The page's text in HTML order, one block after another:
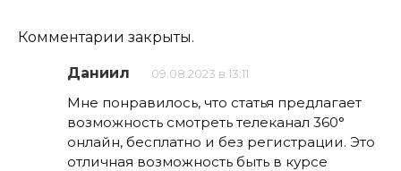
Комментарии закрыты.
Даниил 09.08.2023 в 13:11
Мне понравилось, что статья предлагает
возможность смотреть телеканал 360°
онлайн, бесплатно и без регистрации. Это
отличная возможность быть в курсе